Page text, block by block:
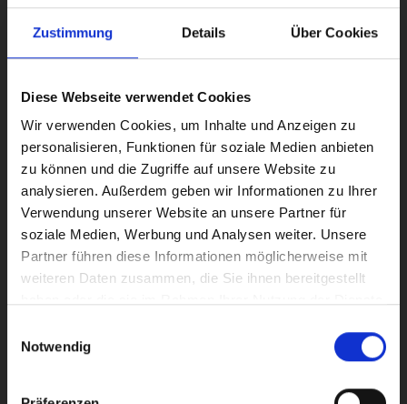
Zustimmung Details Über Cookies
Diese Webseite verwendet Cookies
Wir verwenden Cookies, um Inhalte und Anzeigen zu
personalisieren, Funktionen für soziale Medien anbieten
zu können und die Zugriffe auf unsere Website zu
analysieren. Außerdem geben wir Informationen zu Ihrer
Verwendung unserer Website an unsere Partner für
soziale Medien, Werbung und Analysen weiter. Unsere
Partner führen diese Informationen möglicherweise mit
weiteren Daten zusammen, die Sie ihnen bereitgestellt
Notwendig
DEINE
ANSPRECHPARTNER